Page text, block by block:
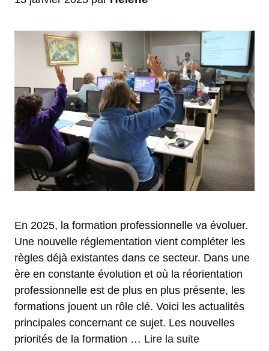
En 2025, la formation professionnelle va évoluer.
Une nouvelle réglementation vient compléter les
règles déjà existantes dans ce secteur. Dans une
ère en constante évolution et où la réorientation
professionnelle est de plus en plus présente, les
formations jouent un rôle clé. Voici les actualités
principales concernant ce sujet. Les nouvelles
priorités de la formation … Lire la suite